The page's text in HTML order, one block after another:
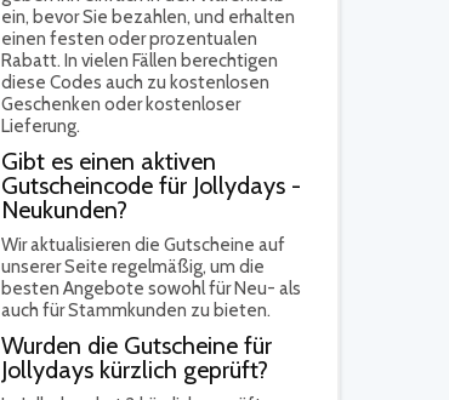
ein, bevor Sie bezahlen, und erhalten
einen festen oder prozentualen
Rabatt. In vielen Fällen berechtigen
diese Codes auch zu kostenlosen
Geschenken oder kostenloser
Lieferung.
Gibt es einen aktiven
Gutscheincode für Jollydays -
Neukunden?
Wir aktualisieren die Gutscheine auf
unserer Seite regelmäßig, um die
besten Angebote sowohl für Neu- als
auch für Stammkunden zu bieten.
Wurden die Gutscheine für
Jollydays kürzlich geprüft?